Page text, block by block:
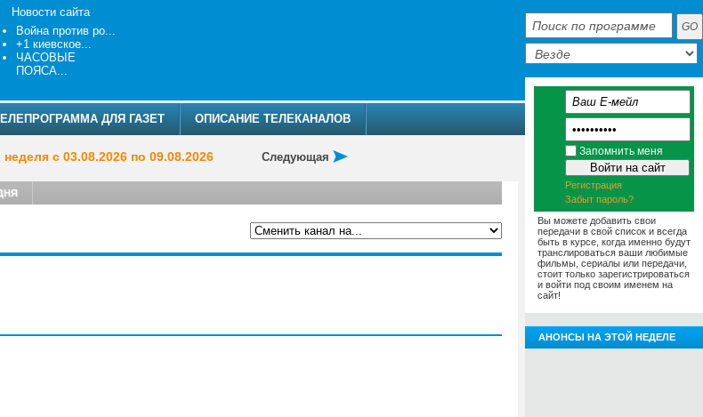
Новости сайта
Война против ро...
+1 киевское...
ЧАСОВЫЕ
ПОЯСА...
ДЛЯ ГАЗЕТ ОПИСАНИЕ ТЕЛЕКАНАЛОВ
неделя с 03.08.2026 по 09.08.2026 Следующая Запомнить меня
Регистрация
Забыт пароль?
Вы можете добавить свои
передачи в свой список и всегда
быть в курсе, когда именно будут
транслироваться ваши любимые
фильмы, сериалы или передачи,
стоит только зарегистрироваться
и войти под своим именем на
сайт!
АНОНСЫ НА ЭТОЙ НЕДЕЛЕ